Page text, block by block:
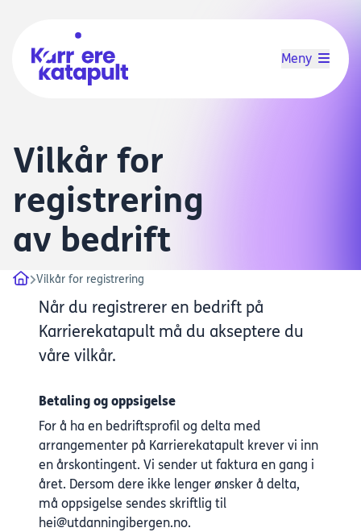
Meny
Vilkår for
registrering
av bedrift
Vilkår for registrering
Når du registrerer en bedrift på
Karrierekatapult må du akseptere du
våre vilkår.
Betaling og oppsigelse
For å ha en bedriftsprofil og delta med
arrangementer på Karrierekatapult krever vi inn
en årskontingent. Vi sender ut faktura en gang i
året. Dersom dere ikke lenger ønsker å delta,
må oppsigelse sendes skriftlig til
hei@utdanningibergen.no.